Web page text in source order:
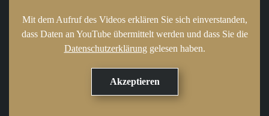
Mit dem Aufruf des Videos erklären Sie sich einverstanden,
dass Daten an YouTube übermittelt werden und dass Sie die
Datenschutzerklärung gelesen haben.